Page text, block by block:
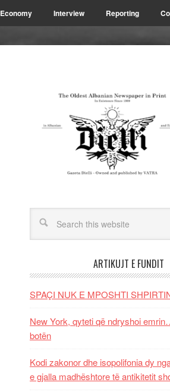
Economy Interview Reporting
ARTIKUJT E FUNDIT
SPAÇI NUK E MPOSHTI
New York, qyteti që ndryshoi
botën
Kodi zakonor dhe isopolifonia dy
e gjalla madhështore të antikitetit